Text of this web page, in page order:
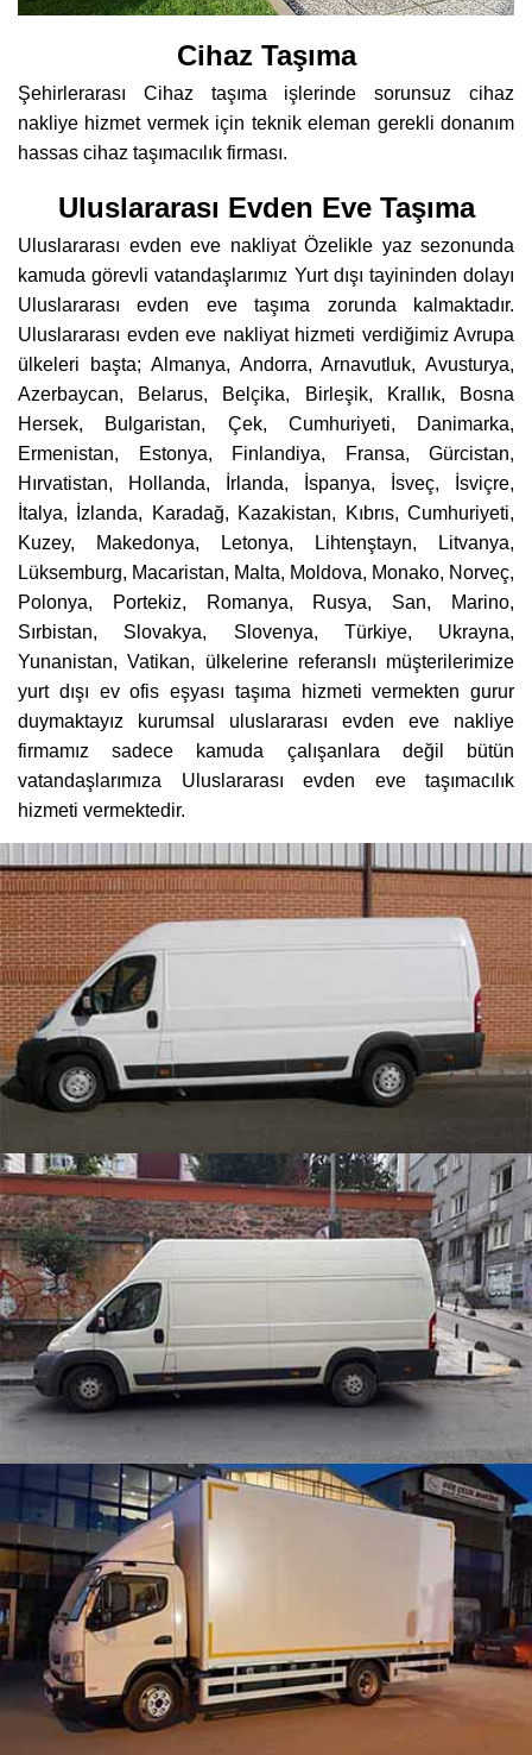
Cihaz Taşıma
Şehirlerarası Cihaz taşıma işlerinde sorunsuz cihaz
nakliye hizmet vermek için teknik eleman gerekli donanım
hassas cihaz taşımacılık firması.
Uluslararası Evden Eve Taşıma
Uluslararası evden eve nakliyat Özelikle yaz sezonunda
kamuda görevli vatandaşlarımız Yurt dışı tayininden dolayı
Uluslararası evden eve taşıma zorunda kalmaktadır.
Uluslararası evden eve nakliyat hizmeti verdiğimiz Avrupa
ülkeleri başta; Almanya, Andorra, Arnavutluk, Avusturya,
Azerbaycan, Belarus, Belçika, Birleşik, Krallık, Bosna
Hersek, Bulgaristan, Çek, Cumhuriyeti, Danimarka,
Ermenistan, Estonya, Finlandiya, Fransa, Gürcistan,
Hırvatistan, Hollanda, İrlanda, İspanya, İsveç, İsviçre,
İtalya, İzlanda, Karadağ, Kazakistan, Kıbrıs, Cumhuriyeti,
Kuzey, Makedonya, Letonya, Lihtenştayn, Litvanya,
Lüksemburg, Macaristan, Malta, Moldova, Monako, Norveç,
Polonya, Portekiz, Romanya, Rusya, San, Marino,
Sırbistan, Slovakya, Slovenya, Türkiye, Ukrayna,
Yunanistan, Vatikan, ülkelerine referanslı müşterilerimize
yurt dışı ev ofis eşyası taşıma hizmeti vermekten gurur
duymaktayız kurumsal uluslararası evden eve nakliye
firmamız sadece kamuda çalışanlara değil bütün
vatandaşlarımıza Uluslararası evden eve taşımacılık
hizmeti vermektedir.